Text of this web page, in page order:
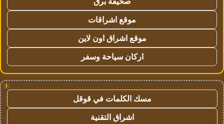
موقع اشراقات
موقع اشراق اون لاين
اركان سياحة وسفر
!
مسك الكلمات في قوقل
اشراق التقنية